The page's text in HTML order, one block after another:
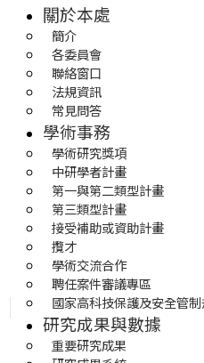
關於本處
簡介
各委員會
聯絡窗口
法規資訊
常見問答
學術事務
學術研究獎項
中研學者計畫
第一與第二類型計畫
第三類型計畫
接受補助或資助計畫
攬才
學術交流合作
聘任案件審議專區
國家高科技保護及安全管
研究成果與數據
重要研究成果